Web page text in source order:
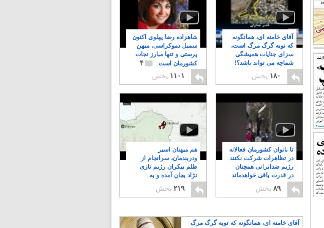
شاهزاده رضا پهلوی اکنون
سمبل دموکراسی، میهن
پرستی و تنها مبارز نجات
کشورمان است
۴
۱۱۰۱ پخش
آقای خامنه ای، همانگونه
که توبه گرگ مرگ است،
سزای جنایات همیشگی
شماچه می تواند باشد؟!
۸
۱۸۰ پخش
هم میهنان اسیر
ودربندمان، سرانجام از
ظلم بیکران رژیم تازی
نژاد بجان آمده و به
۲۱۹ پخش
تا بانوان کشورمان فعالانه
در تظاهرات شرکت نکنند
رژیم ضدایرانی همچنان
در قدرت باقی خواهدماند
۸
۸۹ پخش
آقای خامنه ای، همانگونه که توبه گرگ مرگ